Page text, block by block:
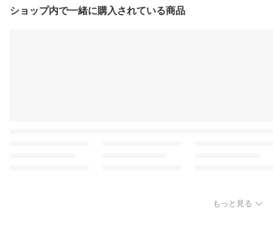
ショップ内で一緒に購入されている商品
もっと見る